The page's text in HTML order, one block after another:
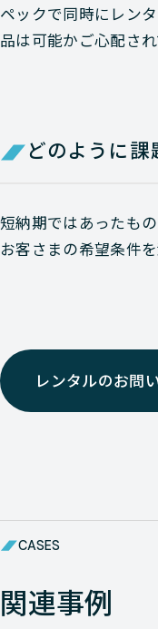
ペックで同時にレン
品は可能かご心配され
どのように
短納期ではあったも
お客さまの希望条件
レンタルのお問
CASES
関連事例